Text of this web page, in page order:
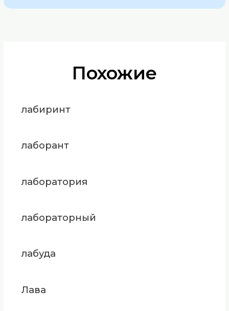
Похожие
лабиринт
лаборант
лаборатория
лабораторный
лабуда
Лава